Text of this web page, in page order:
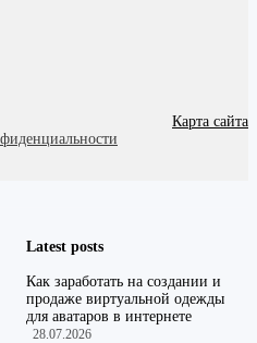
Карта сайта
Latest posts
Как заработать на создании и
продаже виртуальной одежды
для аватаров в интернете
28.07.2026